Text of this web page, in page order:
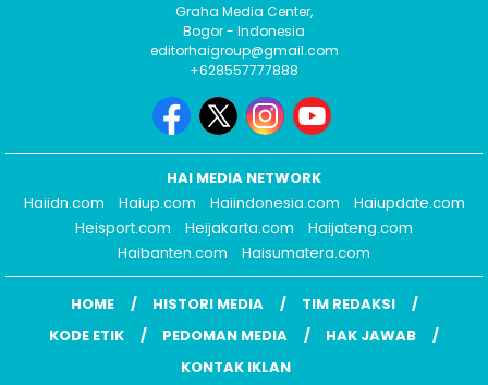
Graha Media Center,
Bogor - Indonesia
editorhaigroup@gmail.com
+628557777888
HAI MEDIA NETWORK
Haiidn.com
Haiup.com Haiindonesia.com
Haiupdate.com
Heisport.com
Heijakarta.com
Haijateng.com
Haibanten.com
Haisumatera.com
HOME HISTORI MEDIA
TIM REDAKSI
KODE ETIK
PEDOMAN MEDIA
HAK JAWAB
KONTAK IKLAN